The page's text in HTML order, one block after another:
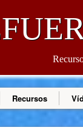
Recursos